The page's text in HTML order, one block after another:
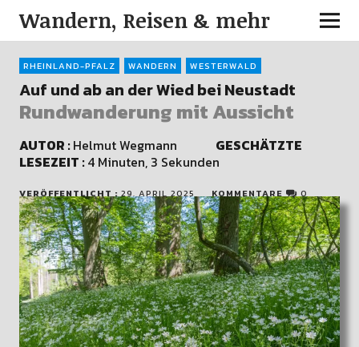
Wandern, Reisen & mehr
RHEINLAND-PFALZ WANDERN WESTERWALD
Auf und ab an der Wied bei Neustadt
Rundwanderung mit Aussicht
AUTOR :Helmut Wegmann GESCHÄTZTE
LESEZEIT :4 Minuten, 3 Sekunden
VERÖFFENTLICHT : 29. APRIL 2025 KOMMENTARE 0